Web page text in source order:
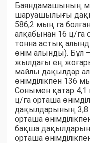
Баяндамашының
шаруашылығы
586,2 мың га
алқабынан 16 ц/га
тонна астық
өнім алынды). Бұл
жылдағы ең
майлы дақылдар
өнімділікпен 136
Сонымен қатар 4,1
ц/га орташа
дақылдарының 3,8
орташа
бақша
орташа